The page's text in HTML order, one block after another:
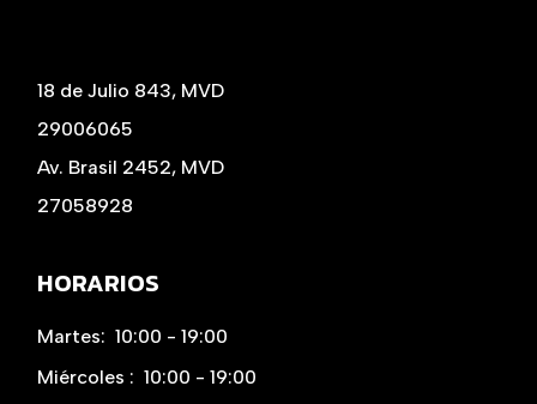
18 de Julio 843, MVD
29006065
Av. Brasil 2452, MVD
27058928
HORARIOS
Martes: 10:00 - 19:00
Miércoles : 10:00 - 19:00